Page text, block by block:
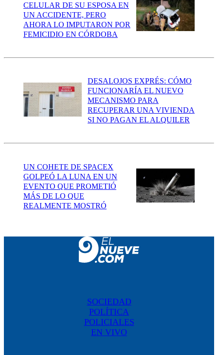
CELULAR DE SU ESPOSA EN
UN ACCIDENTE, PERO
AHORA LO IMPUTARON POR
FEMICIDIO EN CÓRDOBA
DESALOJOS EXPRÉS: CÓMO
FUNCIONARÍA EL NUEVO
MECANISMO PARA
RECUPERAR UNA VIVIENDA
SI NO PAGAN EL ALQUILER
UN COHETE DE SPACEX
GOLPEÓ LA LUNA EN UN
EVENTO QUE PROMETIÓ
MÁS DE LO QUE
REALMENTE MOSTRÓ
SOCIEDAD
POLÍTICA
POLICIALES
EN VIVO